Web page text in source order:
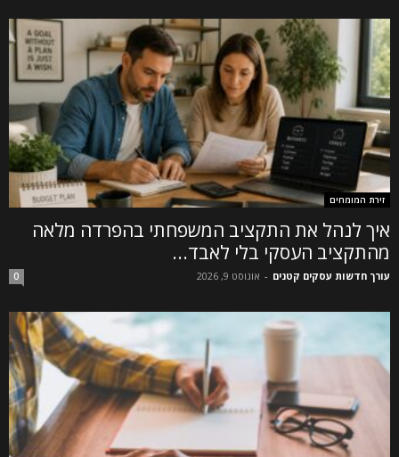
זירת המומחים
איך לנהל את התקציב המשפחתי בהפרדה מלאה
מהתקציב העסקי בלי לאבד...
עורך חדשות עסקים קטנים - אוגוסט 9, 2026 0